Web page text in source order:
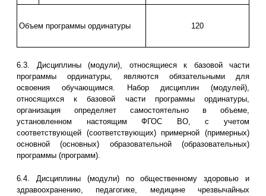
Объем программы ординатуры 120
6.3. Дисциплины (модули), относящиеся к базовой части
программы ординатуры, являются обязательными для
освоения обучающимся. Набор дисциплин (модулей),
относящихся к базовой части программы ординатуры,
организация определяет самостоятельно в объеме,
установленном настоящим ФГОС ВО, с учетом
соответствующей (соответствующих) примерной (примерных)
основной (основных) образовательной (образовательных)
программы (программ).
6.4. Дисциплины (модули) по общественному здоровью и
здравоохранению, педагогике, медицине чрезвычайных